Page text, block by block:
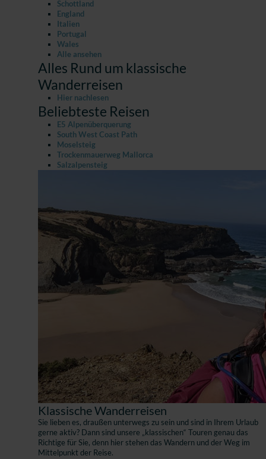
Schottland
England
Italien
Portugal
Wales
Alle ansehen
Alles Rund um klassische
Wanderreisen
Hier nachlesen
Beliebteste Reisen
E5 Alpenüberquerung
South West Coast Path
Moselsteig
Trockenmauerweg Mallorca
Salzalpensteig
Klassische Wanderreisen
Sie lieben es, draußen unterwegs zu sein und sind in Ihrem Urlaub
gerne aktiv? Dann sind unsere „klassischen“ Touren genau das
Richtige für Sie, denn hier stehen das Wandern und der Weg im
Mittelpunkt der Reise.